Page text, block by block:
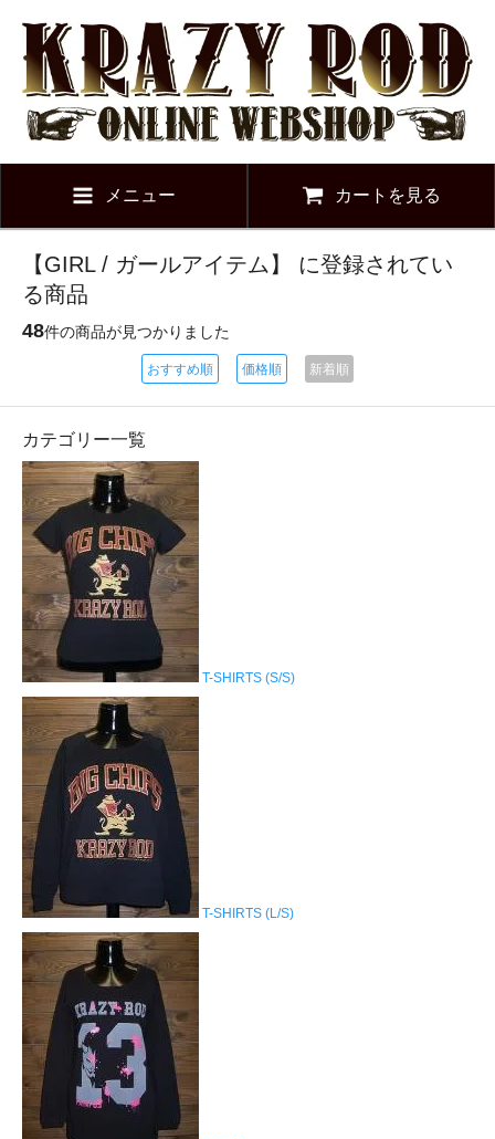
メニュー カートを見る
【GIRL / ガールアイテム】 に登録されてい
る商品
48件の商品が見つかりました
おすすめ順 価格順 新着順
カテゴリー一覧
T-SHIRTS (S/S)
T-SHIRTS (L/S)